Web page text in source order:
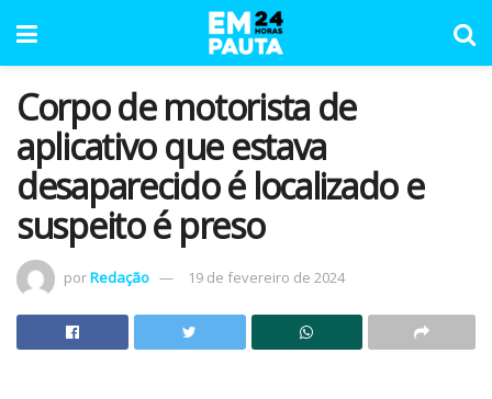
Corpo de motorista de
aplicativo que estava
desaparecido é localizado e
suspeito é preso
porRedação 19 de fevereiro de 2024